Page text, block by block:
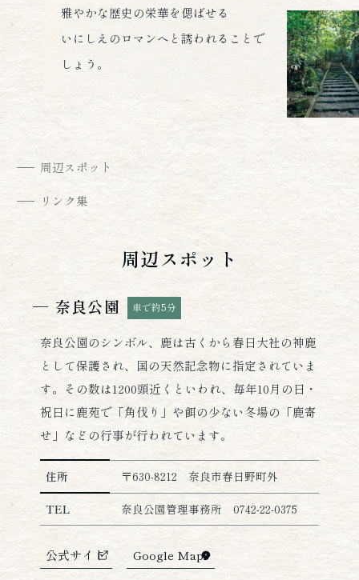
雅やかな歴史の栄華を偲ばせる
いにしえのロマンへと誘われることで
しょう。
周辺スポット
リンク集
周辺スポット
奈良公園 車で約5分
奈良公園のシンボル、鹿は古くから春日大社の神鹿
として保護され、国の天然記念物に指定されていま
す。その数は1200頭近くといわれ、毎年10月の日・
祝日に鹿苑で「角伐り」や餌の少ない冬場の「鹿寄
せ」などの行事が行われています。
奈良公園の詳細情報
住所 〒630-8212 奈良市春日野町外
TEL 奈良公園管理事務所 0742-22-0375
公式サイト Google Maps